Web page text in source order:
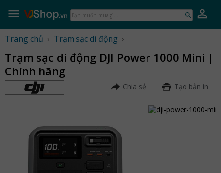
Bạn
muốn
gì...
Trang chủ › Trạm sạc di động ›
Trạm sạc di động DJI Power 1000 Mini |
Chính hãng
Chia sẻ Tạo bản in